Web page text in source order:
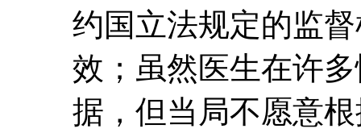
约国立法规定的监
效；虽然医生在许
据，但当局不愿意